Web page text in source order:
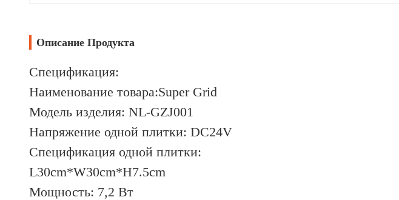
Описание Продукта
Спецификация:
Наименование товара:Super Grid
Модель изделия: NL-GZJ001
Напряжение одной плитки: DC24V
Спецификация одной плитки:
L30cm*W30cm*H7.5cm
Мощность: 7,2 Вт